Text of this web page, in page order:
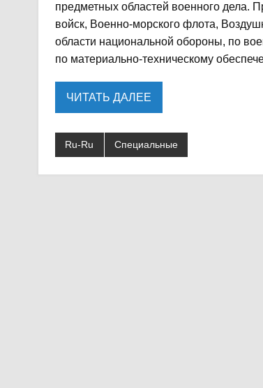
предметных областей военного дела.
войск, Военно-морского флота,
области национальной обороны, по
по материально-техническому
ЧИТАТЬ ДАЛЕЕ
Ru-Ru Специальные